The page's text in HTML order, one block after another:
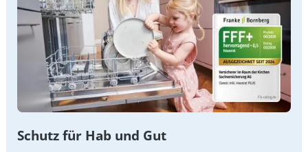
Schutz für Hab und Gut